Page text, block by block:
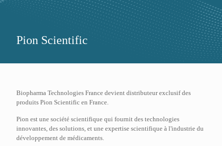
Pion Scientific
Biopharma Technologies France devient distributeur exclusif des
produits Pion Scientific en France.
Pion est une société scientifique qui fournit des technologies
innovantes, des solutions, et une expertise scientifique à l'industrie du
développement de médicaments.